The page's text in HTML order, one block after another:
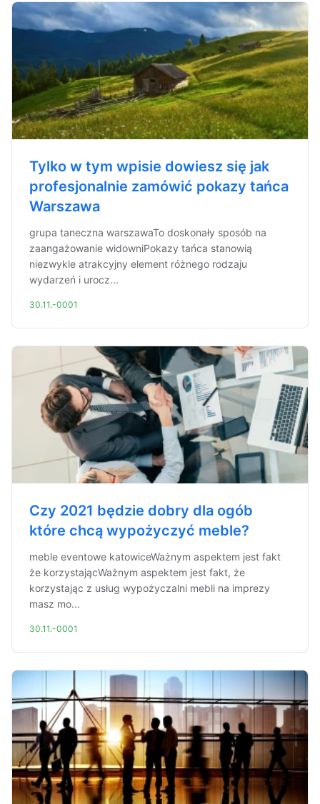
Tylko w tym wpisie dowiesz się jak
profesjonalnie zamówić pokazy tańca
Warszawa
grupa taneczna warszawaTo doskonały sposób na
zaangażowanie widowniPokazy tańca stanowią
niezwykle atrakcyjny element różnego rodzaju
wydarzeń i urocz...
30.11.-0001
Czy 2021 będzie dobry dla ogób
które chcą wypożyczyć meble?
meble eventowe katowiceWażnym aspektem jest fakt
że korzystającWażnym aspektem jest fakt, że
korzystając z usług wypożyczalni mebli na imprezy
masz mo...
30.11.-0001